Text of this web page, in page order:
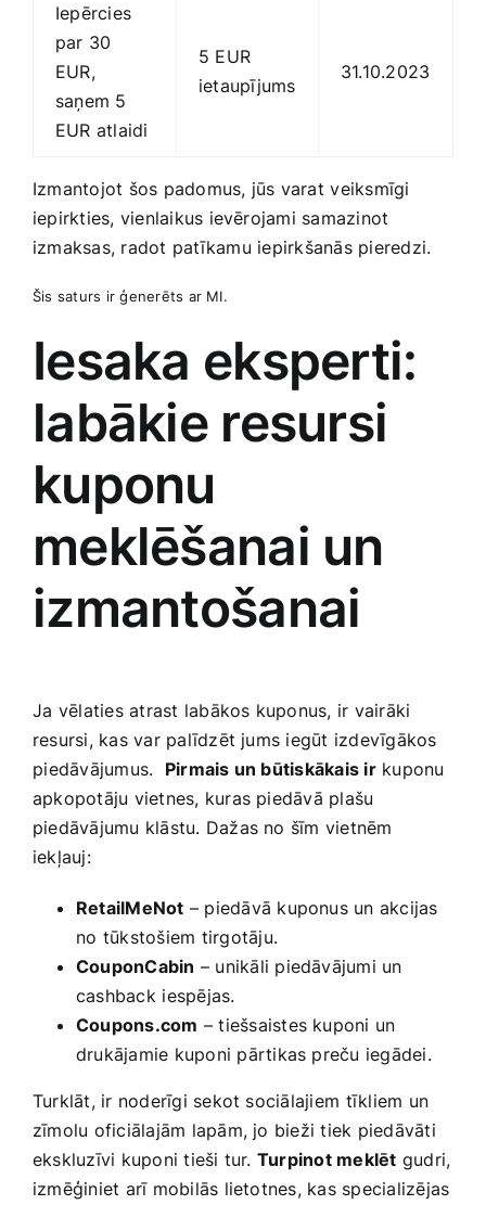
Iepērcies
par 30
EUR,
saņem 5
EUR atlaidi
5 EUR
ietaupījums
31.10.2023
Izmantojot šos ‌padomus, jūs varat ⁤veiksmīgi
iepirkties, vienlaikus ievērojami samazinot
izmaksas, radot ‌patīkamu⁣ iepirkšanās ​pieredzi.
Šis saturs‍ ir ģenerēts ar MI.
Iesaka eksperti:
labākie resursi
kuponu
meklēšanai‍ un
izmantošanai
Ja ⁤vēlaties‌ atrast labākos kuponus, ir vairāki⁣
resursi, kas var palīdzēt jums iegūt izdevīgākos
⁢piedāvājumus. ‌ Pirmais un būtiskākais irkuponu
apkopotāju vietnes, kuras piedāvā plašu
‌piedāvājumu klāstu. Dažas no šīm vietnēm
iekļauj:
RetailMeNot – piedāvā kuponus un akcijas
⁤no ‌tūkstošiem tirgotāju.
CouponCabin – unikāli piedāvājumi​ un
cashback ⁢iespējas.
Coupons.com – tiešsaistes kuponi un
drukājamie kuponi pārtikas preču ‌iegādei.
Turklāt, ir noderīgi sekot sociālajiem ⁣tīkliem un ​
zīmolu oficiālajām ‌lapām, jo bieži tiek piedāvāti
ekskluzīvi​ kuponi tieši tur. Turpinot​ meklēt gudri,
izmēģiniet arī mobilās ​lietotnes, kas specializējas